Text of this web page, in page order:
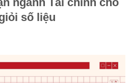
số liệu